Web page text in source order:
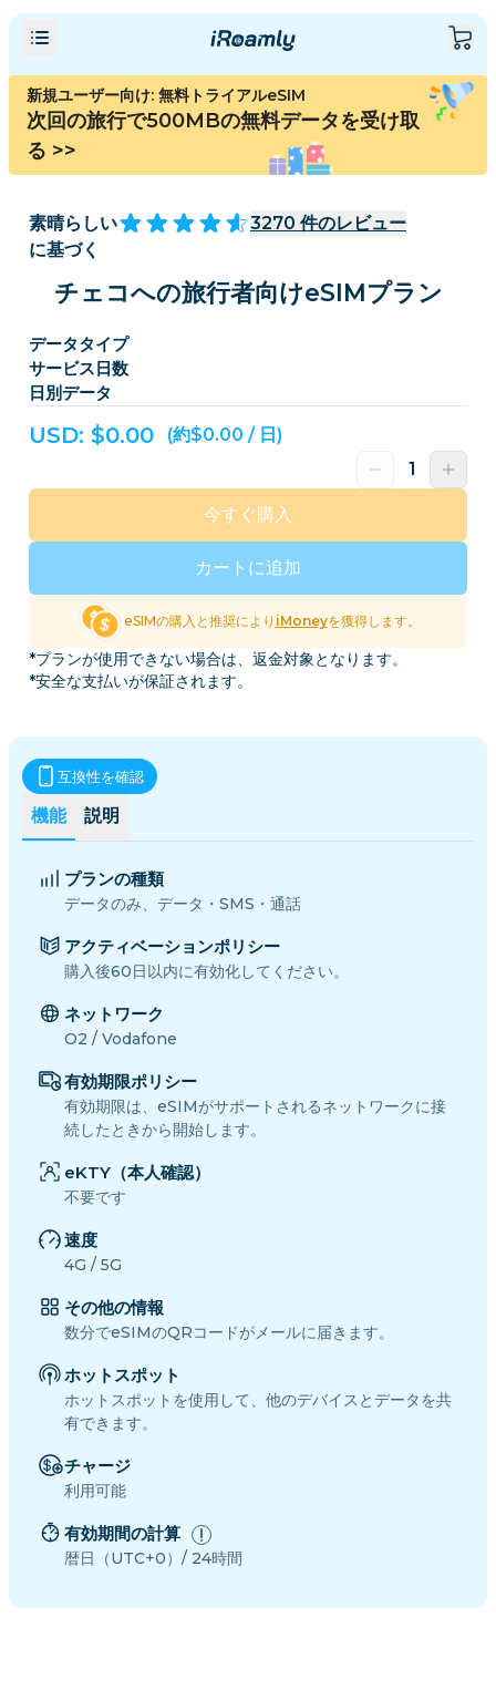
新規ユーザー向け: 無料トライアルeSIM
次回の旅行で500MBの無料データを受け取
る >>
素晴らしい 3270 件のレビュー
に基づく
チェコへの旅行者向けeSIMプラン
データタイプ
サービス日数
日別データ
USD: $0.00 (約$0.00 / 日)
カートに追加
今すぐ購入
eSIMの購入と推奨により iMoneyを獲得します。
*プランが使用できない場合は、返金対象となります。
*安全な支払いが保証されます。
機能 説明
互換性を確認
プランの種類
データのみ、データ・SMS・通話
アクティベーションポリシー
購入後60日以内に有効化してください。
ネットワーク
O2 / Vodafone
有効期限ポリシー
有効期限は、eSIMがサポートされるネットワークに接
続したときから開始します。
eKTY（本人確認）
不要です
速度
4G / 5G
その他の情報
数分でeSIMのQRコードがメールに届きます。
ホットスポット
ホットスポットを使用して、他のデバイスとデータを共
有できます。
チャージ
利用可能
有効期間の計算
暦日（UTC+0）/ 24時間